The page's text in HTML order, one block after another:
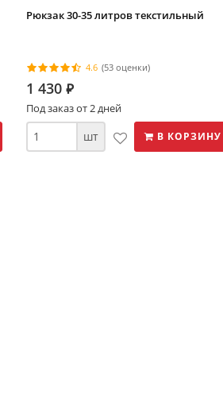
Рюкзак 30-35 литров текстильный
4.6 (53 оценки)
1 430 ⃏
Под заказ от 2 дней
шт В КОРЗИНУ